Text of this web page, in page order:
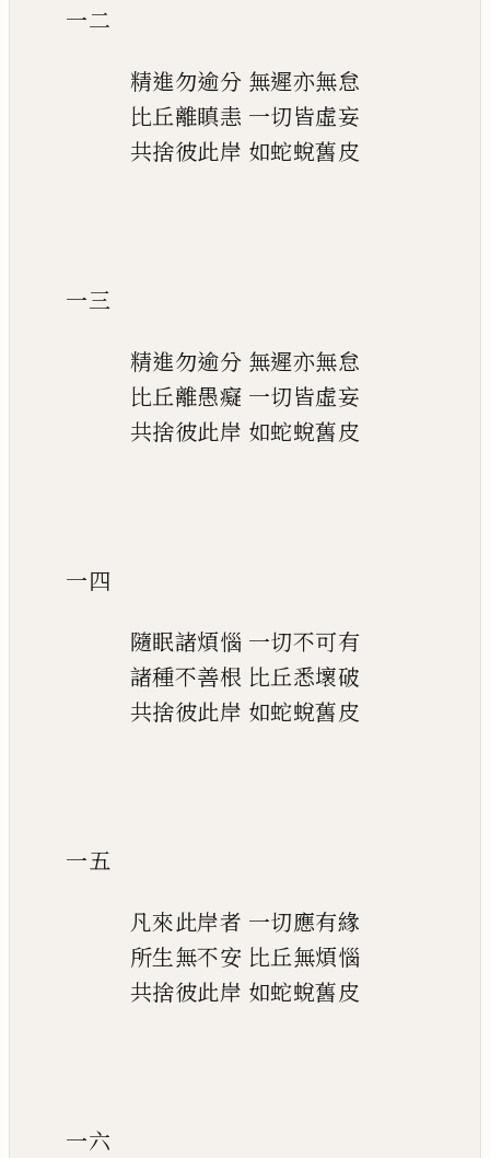
一二
精進勿逾分 無遲亦無怠
比丘離瞋恚 一切皆虛妄
共捨彼此岸 如蛇蛻舊皮
一三
精進勿逾分 無遲亦無怠
比丘離愚癡 一切皆虛妄
共捨彼此岸 如蛇蛻舊皮
一四
隨眠諸煩惱 一切不可有
諸種不善根 比丘悉壞破
共捨彼此岸 如蛇蛻舊皮
一五
凡來此岸者 一切應有緣
所生無不安 比丘無煩惱
共捨彼此岸 如蛇蛻舊皮
一六